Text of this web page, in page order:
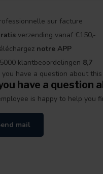
sur facture
verzending vanaf €150,-
notre APP
klantbeoordelingen 8,7
have a question
is happy to help you
mail